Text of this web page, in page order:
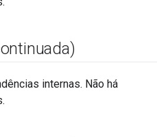
internas. Não há